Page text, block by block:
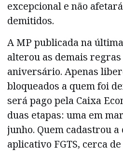
excepcional e não
demitidos.
A MP publicada na
alterou as demais regras
aniversário. Apenas
bloqueados a quem foi
será pago pela Caixa
duas etapas: uma em
junho. Quem cadastrou
aplicativo FGTS, cerca